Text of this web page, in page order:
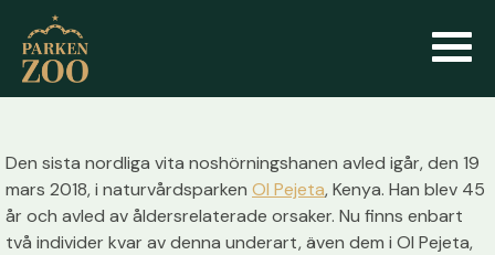
Den sista nordliga vita noshörningshanen avled igår, den 19
mars 2018, i naturvårdsparken Ol Pejeta, Kenya. Han blev 45
år och avled av åldersrelaterade orsaker. Nu finns enbart
två individer kvar av denna underart, även dem i Ol Pejeta,